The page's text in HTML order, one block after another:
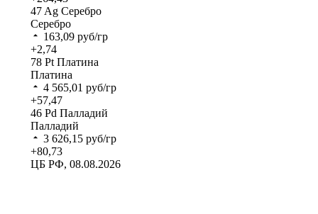
47Ag Серебро
Серебро
163,09 руб/гр
+2,74
78 Pt Платина
Платина
4 565,01 руб/гр
+57,47
46 Pd Палладий
Палладий
3 626,15 руб/гр
+80,73
ЦБ РФ, 08.08.2026